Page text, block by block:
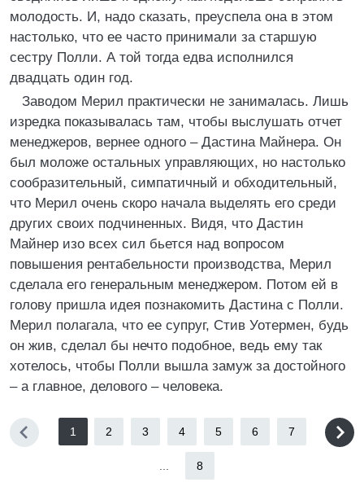
молодость. И, надо сказать, преуспела она в этом
настолько, что ее часто принимали за старшую
сестру Полли. А той тогда едва исполнился
двадцать один год.
Заводом Мерил практически не занималась. Лишь
изредка показывалась там, чтобы выслушать отчет
менеджеров, вернее одного – Дастина Майнера. Он
был моложе остальных управляющих, но настолько
сообразительный, симпатичный и обходительный,
что Мерил очень скоро начала выделять его среди
других своих подчиненных. Видя, что Дастин
Майнер изо всех сил бьется над вопросом
повышения рентабельности производства, Мерил
сделала его генеральным менеджером. Потом ей в
голову пришла идея познакомить Дастина с Полли.
Мерил полагала, что ее супруг, Стив Уотермен, будь
он жив, сделал бы нечто подобное, ведь ему так
хотелось, чтобы Полли вышла замуж за достойного
– а главное, делового – человека.
1 2 3 4 5 6 7
8